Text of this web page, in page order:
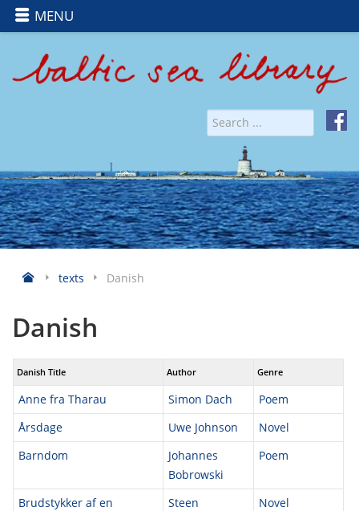
MENU
texts Danish
Danish
Danish Title Author Genre
Anne fra Tharau Simon Dach
Poem
Årsdage
Uwe Johnson
Novel
Barndom
Johannes
Bobrowski
Poem
Brudstykker af en
Steen
Novel